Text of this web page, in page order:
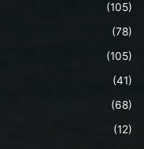
(105)
(78)
(105)
(41)
(68)
(12)